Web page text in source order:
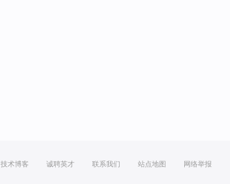
技术博客 诚聘英才 联系我们 站点地图 网络举报